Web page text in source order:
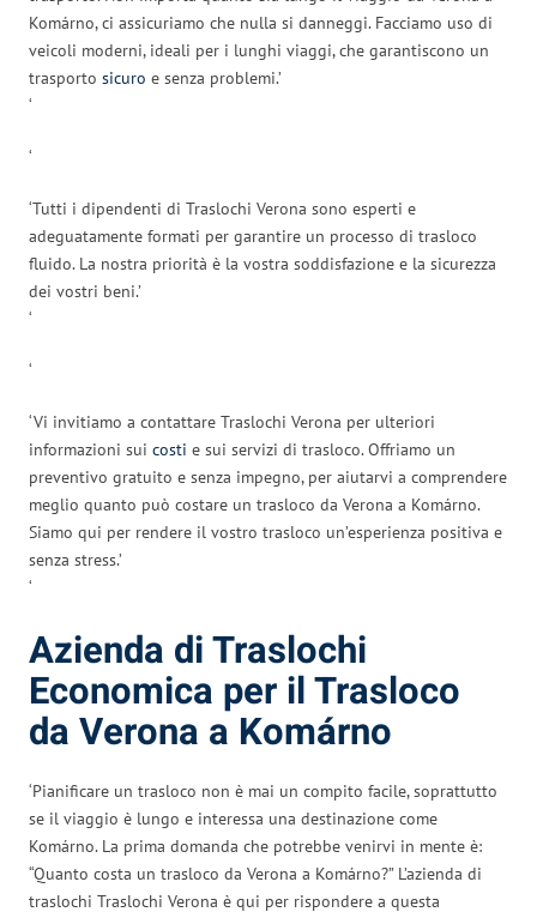
Komárno, ci assicuriamo che nulla si danneggi. Facciamo uso di
veicoli moderni, ideali per i lunghi viaggi, che garantiscono un
trasporto sicuro e senza problemi.’
‘
‘
‘Tutti i dipendenti di Traslochi Verona sono esperti e
adeguatamente formati per garantire un processo di trasloco
fluido. La nostra priorità è la vostra soddisfazione e la sicurezza
dei vostri beni.’
‘
‘
‘Vi invitiamo a contattare Traslochi Verona per ulteriori
informazioni sui costi e sui servizi di trasloco. Offriamo un
preventivo gratuito e senza impegno, per aiutarvi a comprendere
meglio quanto può costare un trasloco da Verona a Komárno.
Siamo qui per rendere il vostro trasloco un’esperienza positiva e
senza stress.’
‘
Azienda di Traslochi
Economica per il Trasloco
da Verona a Komárno
‘Pianificare un trasloco non è mai un compito facile, soprattutto
se il viaggio è lungo e interessa una destinazione come
Komárno. La prima domanda che potrebbe venirvi in mente è:
“Quanto costa un trasloco da Verona a Komárno?” L’azienda di
traslochi Traslochi Verona è qui per rispondere a questa